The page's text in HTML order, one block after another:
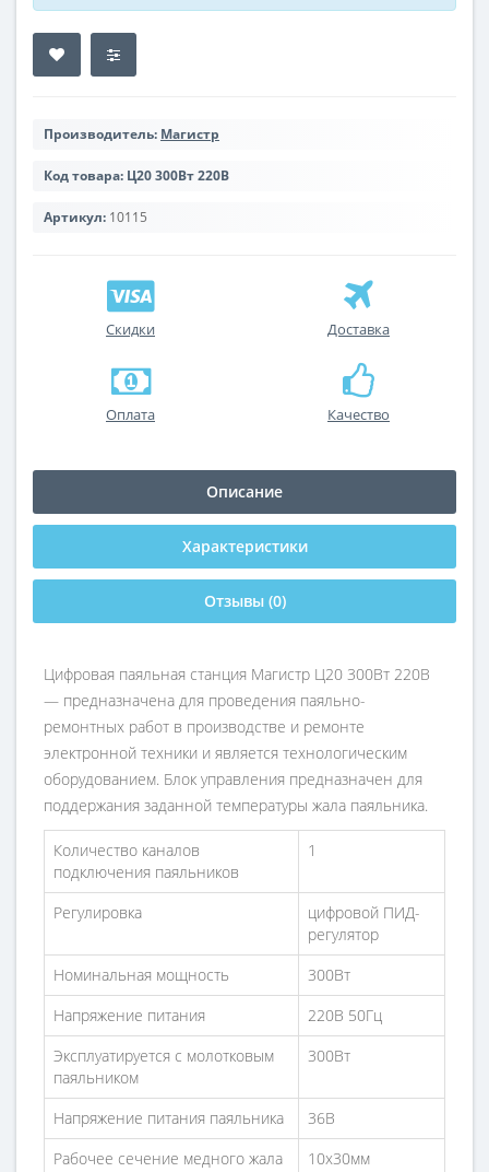
Производитель: Магистр
Код товара: Ц20 300Вт 220В
Артикул: 10115
Скидки Доставка
Оплата Качество
Описание
Характеристики
Отзывы (0)
Цифровая паяльная станция Магистр Ц20 300Вт 220В
— предназначена для проведения паяльно-
ремонтных работ в производстве и ремонте
электронной техники и является технологическим
оборудованием. Блок управления предназначен для
поддержания заданной температуры жала паяльника.
Количество каналов
подключения паяльников
1
Регулировка
цифровой ПИД-
регулятор
Номинальная мощность
300Вт
Напряжение питания
220В 50Гц
Эксплуатируется с молотковым
паяльником
300Вт
Напряжение питания паяльника
36В
Рабочее сечение медного жала
10x30мм